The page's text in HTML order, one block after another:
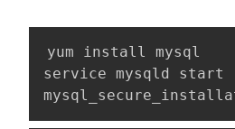
yum install mysql
service mysqld start